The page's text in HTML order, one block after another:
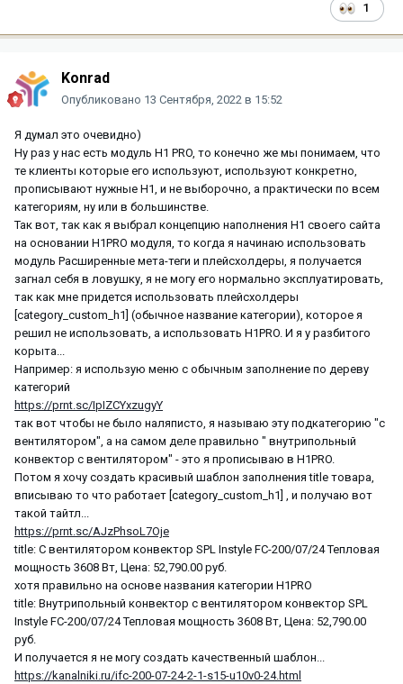
1
Konrad
Опубликовано 13 Сентября, 2022 в 15:52
Я думал это очевидно)
Ну раз у нас есть модуль H1 PRO, то конечно же мы понимаем, что
те клиенты которые его используют, используют конкретно,
прописывают нужные H1, и не выборочно, а практически по всем
категориям, ну или в большинстве.
Так вот, так как я выбрал концепцию наполнения H1 своего сайта
на основании H1PRO модуля, то когда я начинаю использовать
модуль Расширенные мета-теги и плейсхолдеры, я получается
загнал себя в ловушку, я не могу его нормально эксплуатировать,
так как мне придется использовать плейсхолдеры
[category_custom_h1] (обычное название категории), которое я
решил не использовать, а использовать H1PRO. И я у разбитого
корыта...
Например: я использую меню с обычным заполнение по дереву
категорий
https://prnt.sc/IpIZCYxzugyY
так вот чтобы не было наляписто, я называю эту подкатегорию "с
вентилятором", а на самом деле правильно " внутрипольный
конвектор с вентилятором" - это я прописываю в H1PRO.
Потом я хочу создать красивый шаблон заполнения title товара,
вписываю то что работает [category_custom_h1] , и получаю вот
такой тайтл...
https://prnt.sc/AJzPhsoL7Oje
title: С вентилятором конвектор SPL Instyle FC-200/07/24 Тепловая
мощность 3608 Вт, Цена: 52,790.00 руб.
хотя правильно на основе названия категории H1PRO
title: Внутрипольный конвектор с вентилятором конвектор SPL
Instyle FC-200/07/24 Тепловая мощность 3608 Вт, Цена: 52,790.00
руб.
И получается я не могу создать качественный шаблон...
https://kanalniki.ru/ifc-200-07-24-2-1-s15-u10v0-24.html